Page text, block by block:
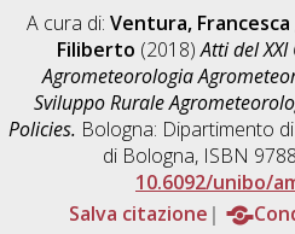
A cura di: Ventura, Francesca
Filiberto (2018)Atti del
Agrometeorologia
Sviluppo Rurale
Policies. Bologna: Dipartimento
di Bologna, ISBN
10.6092/unibo/
Salva citazione